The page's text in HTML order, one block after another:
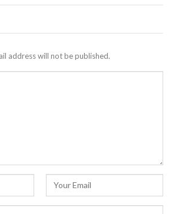
address will not be published.